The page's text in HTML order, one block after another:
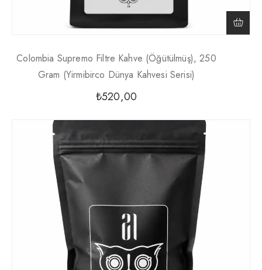
Colombia Supremo Filtre Kahve (Öğütülmüş), 250
Gram (Yirmibirco Dünya Kahvesi Serisi)
₺520,00